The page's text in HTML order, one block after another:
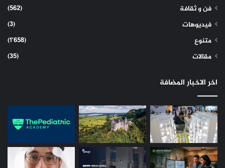
فن و ثقافة
(562)
فيديوهات
(3)
متنوع
(1٬658)
مقالات
(35)
اخر الاخبار المضافة